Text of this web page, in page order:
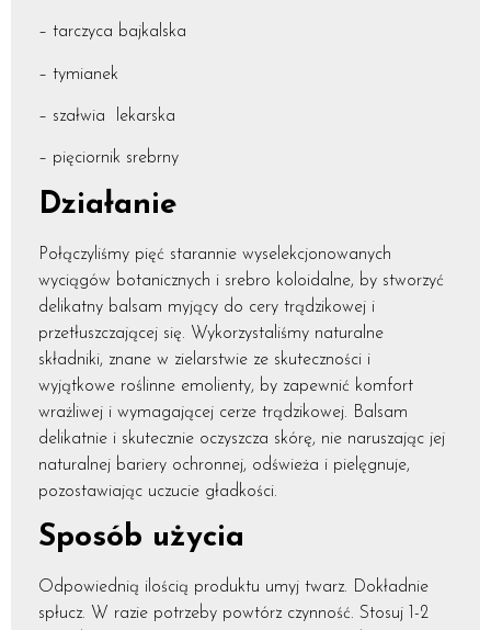
– tarczyca bajkalska
– tymianek
– szałwia lekarska
– pięciornik srebrny
Działanie
Połączyliśmy pięć starannie wyselekcjonowanych
wyciągów botanicznych i srebro koloidalne, by stworzyć
delikatny balsam myjący do cery trądzikowej i
przetłuszczającej się. Wykorzystaliśmy naturalne
składniki, znane w zielarstwie ze skuteczności i
wyjątkowe roślinne emolienty, by zapewnić komfort
wrażliwej i wymagającej cerze trądzikowej. Balsam
delikatnie i skutecznie oczyszcza skórę, nie naruszając jej
naturalnej bariery ochronnej, odświeża i pielęgnuje,
pozostawiając uczucie gładkości.
Sposób użycia
Odpowiednią ilością produktu umyj twarz. Dokładnie
spłucz. W razie potrzeby powtórz czynność. Stosuj 1-2